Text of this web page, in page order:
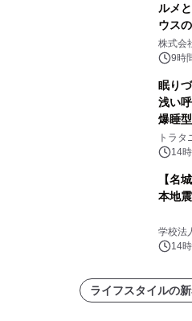
ルメ
ウス
サウ
得な
株式会
9時
眠り
浅い
爆睡
説
トラタ
14
【名
本地
学校法
14
ライフスタイルの